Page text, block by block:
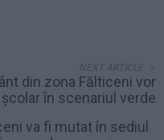
NEXT ARTICLE
din zona Fălticeni vor
în scenariul verde
va fi mutat în sediul